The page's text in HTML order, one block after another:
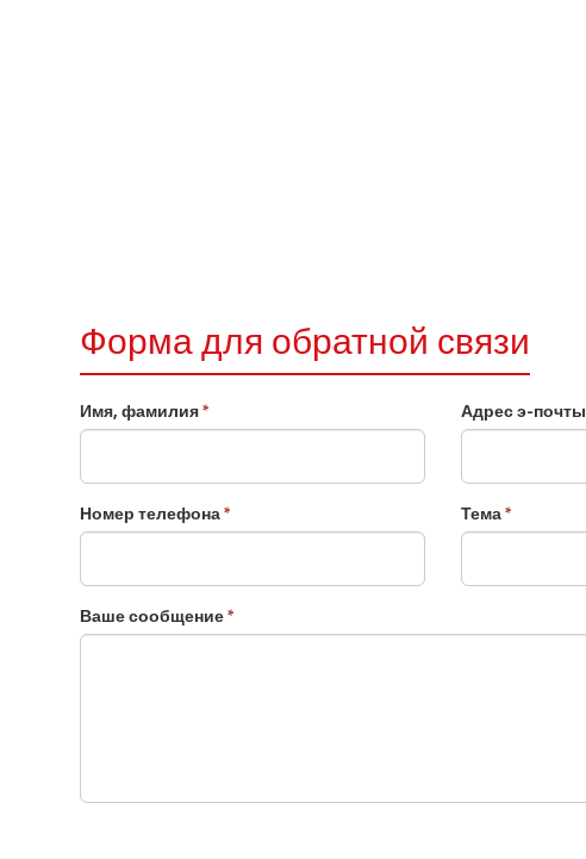
Форма для обратной связи
Имя, фамилия* Адрес э-почты
Номер телефона* Тема*
Ваше сообщение*